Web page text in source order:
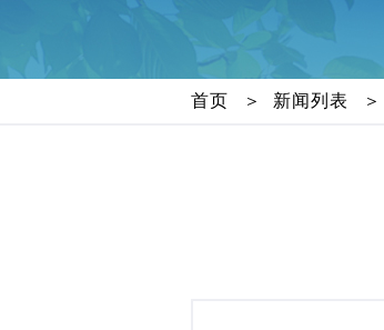
首页 新闻列表